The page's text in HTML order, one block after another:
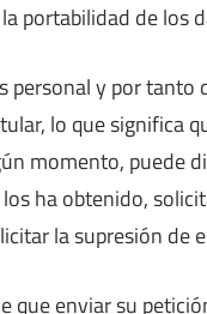
portabilidad de los
personal y por
lo que significa
momento, puede
ha obtenido,
la supresión de
que enviar su